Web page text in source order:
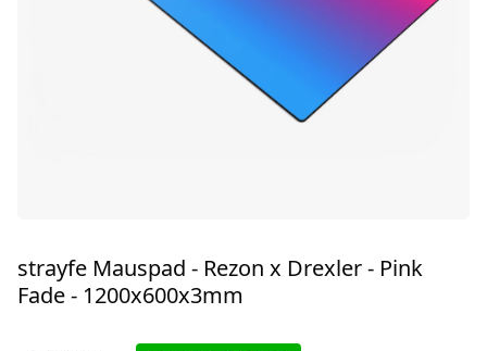
strayfe Mauspad - Rezon x Drexler - Pink
Fade - 1200x600x3mm